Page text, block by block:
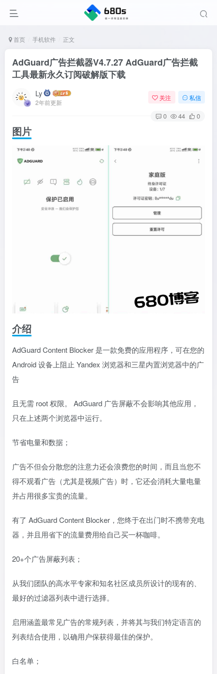
首页 手机软件 正文
AdGuard广告拦截器V4.7.27 AdGuard广告拦截
工具最新永久订阅破解版下载
Ly
2年前更新
关注 私信
0 44 0
图片
介绍
AdGuard Content Blocker 是一款免费的应用程序，可在您的
Android 设备上阻止 Yandex 浏览器和三星内置浏览器中的广
告
且无需 root 权限。 AdGuard 广告屏蔽不会影响其他应用，
只在上述两个浏览器中运行。
节省电量和数据；
广告不但会分散您的注意力还会浪费您的时间，而且当您不
得不观看广告（尤其是视频广告）时，它还会消耗大量电量
并占用很多宝贵的流量。
有了 AdGuard Content Blocker，您终于在出门时不携带充电
器，并且用省下的流量费用给自己买一杯咖啡。
20+个广告屏蔽列表；
从我们团队的高水平专家和知名社区成员所设计的现有的、
最好的过滤器列表中进行选择。
启用涵盖最常见广告的常规列表，并将其与我们特定语言的
列表结合使用，以确用户保获得最佳的保护。
白名单；